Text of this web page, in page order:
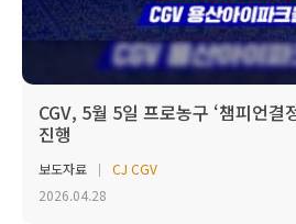
CGV, 5월 5일 프로농구 ‘챔피언결
진행
보도자료
CJ CGV
2026.04.28